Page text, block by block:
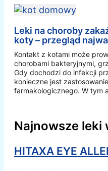
Leki na choroby
koty – przegląd
Kontakt z kotami może
chorobami bakteryjnymi,
Gdy dochodzi do infekcji
konieczne jest
farmakologicznego. W tym
Najnowsze leki
HITAXA EYE